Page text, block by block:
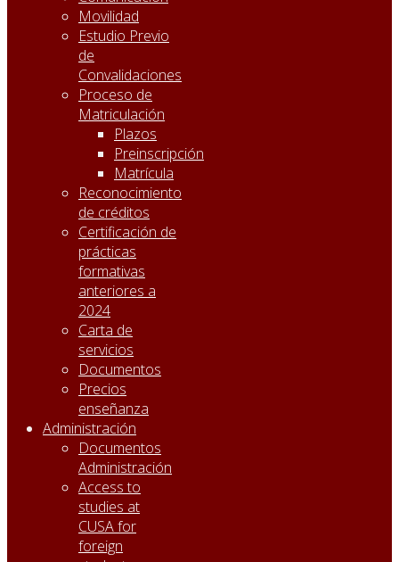
Movilidad
Estudio Previo
de
Convalidaciones
Proceso de
Matriculación
Plazos
Preinscripción
Matrícula
Reconocimiento
de créditos
Certificación de
prácticas
formativas
anteriores a
2024
Carta de
servicios
Documentos
Precios
enseñanza
Administración
Documentos
Administración
Access to
studies at
CUSA for
foreign